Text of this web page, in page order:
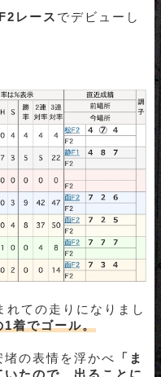
レース でデビューし
ての走りになりまし
1着でゴール。
の表情を浮かべ
「ま
たので、出ることに